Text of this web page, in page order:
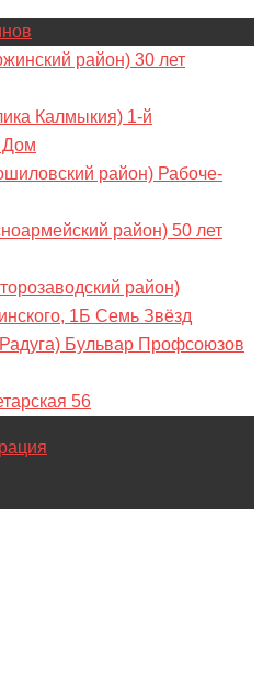
район) 30 лет
Калмыкия) 1-й
Дом
район) Рабоче-
район) 50 лет
район)
1Б Семь Звёзд
Бульвар Профсоюзов
56